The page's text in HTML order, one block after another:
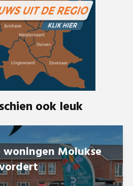
ook leuk
Molukse